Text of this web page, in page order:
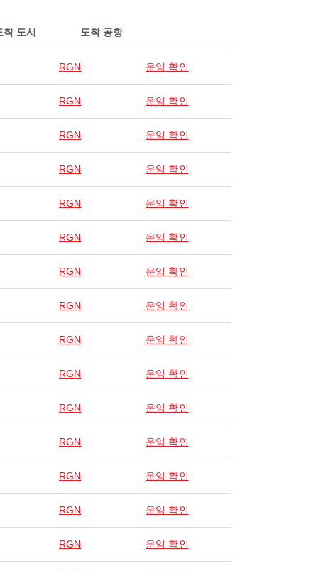
착 도시 도착 공항
RGN 운임 확인
RGN 운임 확인
RGN 운임 확인
RGN 운임 확인
RGN 운임 확인
RGN 운임 확인
RGN 운임 확인
RGN 운임 확인
RGN 운임 확인
RGN 운임 확인
RGN 운임 확인
RGN 운임 확인
RGN 운임 확인
RGN 운임 확인
RGN 운임 확인